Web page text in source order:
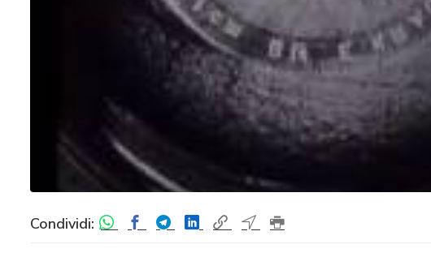
Condividi: